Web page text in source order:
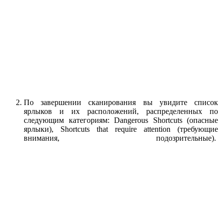
По завершении сканирования вы увидите список
ярлыков и их расположений, распределенных по
следующим категориям: Dangerous Shortcuts (опасные
ярлыки), Shortcuts that require attention (требующие
внимания, подозрительные).